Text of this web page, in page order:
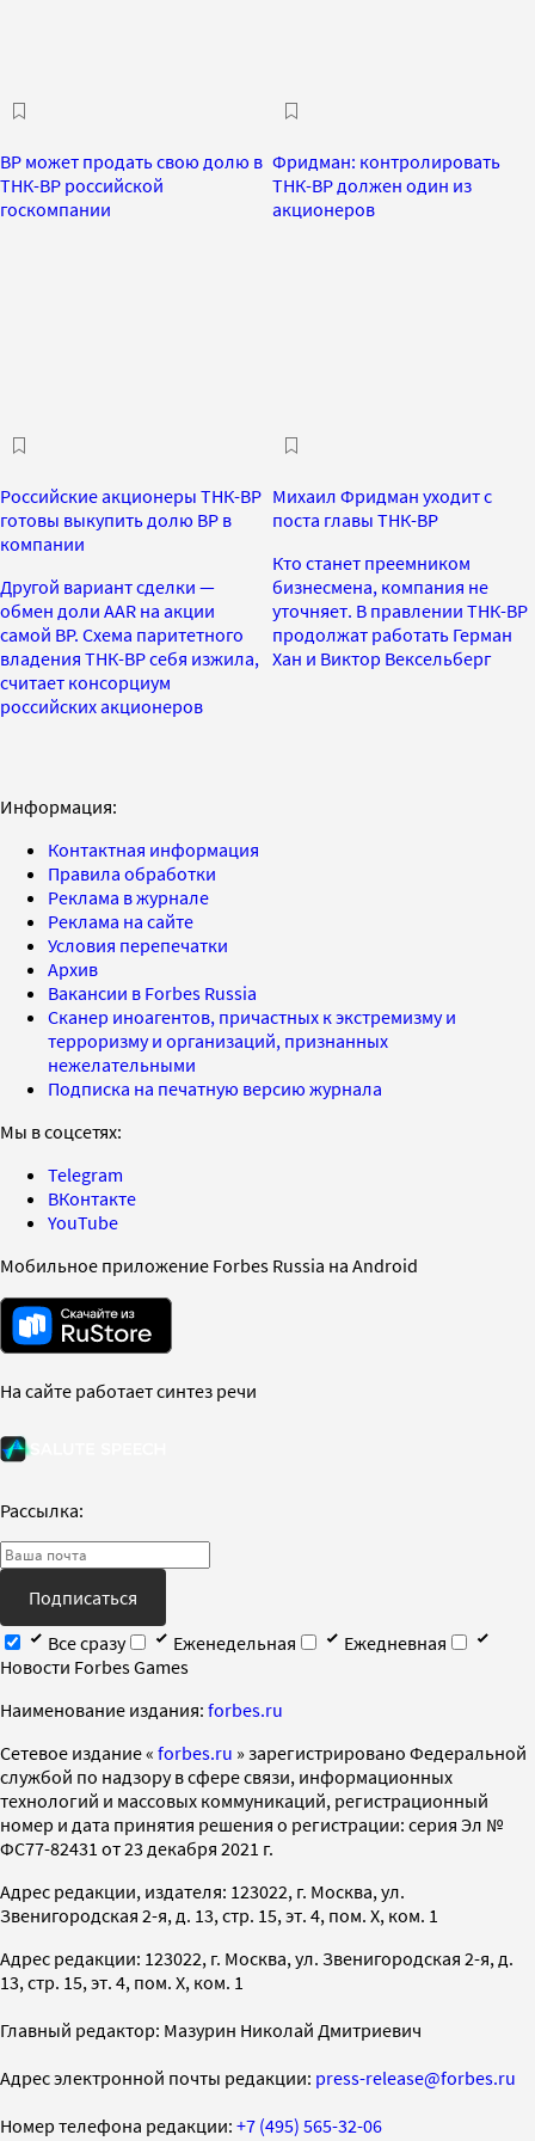
BP может продать свою долю в
ТНК-BP российской
госкомпании
Фридман: контролировать
ТНК-BP должен один из
акционеров
Российские акционеры ТНК-BP
готовы выкупить долю BP в
компании
Другой вариант сделки —
обмен доли AAR на акции
самой BP. Схема паритетного
владения ТНК-BP себя изжила,
считает консорциум
российских акционеров
Михаил Фридман уходит с
поста главы ТНК-BP
Кто станет преемником
бизнесмена, компания не
уточняет. В правлении ТНК-BP
продолжат работать Герман
Хан и Виктор Вексельберг
Информация:
Контактная информация
Правила обработки
Реклама в журнале
Реклама на сайте
Условия перепечатки
Архив
Вакансии в Forbes Russia
Сканер иноагентов, причастных к экстремизму и
терроризму и организаций, признанных
нежелательными
Подписка на печатную версию журнала
Мы в соцсетях:
Telegram
ВКонтакте
YouTube
Мобильное приложение Forbes Russia на Android
На сайте работает синтез речи
Рассылка:
Подписаться
Все сразу
Еженедельная
Ежедневная
Новости Forbes Games
Наименование издания: forbes.ru
Cетевое издание « forbes.ru » зарегистрировано Федеральной
службой по надзору в сфере связи, информационных
технологий и массовых коммуникаций, регистрационный
номер и дата принятия решения о регистрации: серия Эл №
ФС77-82431 от 23 декабря 2021 г.
Адрес редакции, издателя: 123022, г. Москва, ул.
Звенигородская 2-я, д. 13, стр. 15, эт. 4, пом. X, ком. 1
Адрес редакции: 123022, г. Москва, ул. Звенигородская 2-я, д.
13, стр. 15, эт. 4, пом. X, ком. 1
Главный редактор: Мазурин Николай Дмитриевич
Адрес электронной почты редакции: press-release@forbes.ru
Номер телефона редакции: +7 (495) 565-32-06